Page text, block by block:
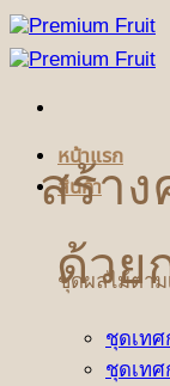
ข้าม
ไป
เนื้อหา
หน้าแรก
สินค้า
ชุดผลไม้ตาม
ชุดเท
ชุดเทศ
สร้าง
ด้วย